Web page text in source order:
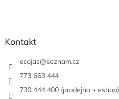
Kontakt
ecojas@seznam.cz
773 663 444
730 444 400 (prodejna + eshop)